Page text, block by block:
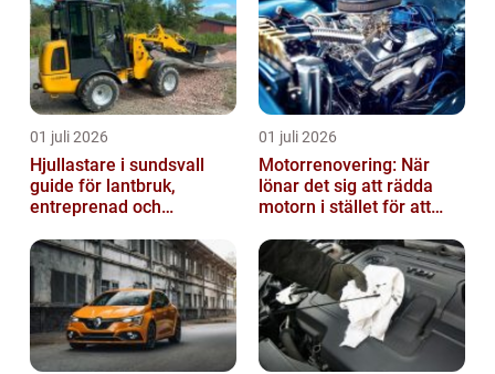
01 juli 2026
Hjullastare i sundsvall
guide för lantbruk,
entreprenad och
01 juli 2026
Motorrenovering: När
lönar det sig att rädda
motorn i stället för att